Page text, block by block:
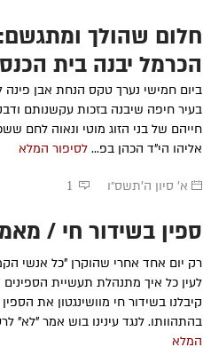
חלום שהולך
הכרמל יבנה בית
ביום חמישי נערך טקס הנחת אבן פינה
בעיר חיפה שיבנה בזכות עקשנותם
חייהם של בני הזוג מוטי ונאוה לחם
אליהו הי"ד הכהן בפ... לסיפור המלא
א' סיון ה׳תשס״ו 1
ספין בשידור חי /
רק יום אחד אחרי שהוקרן "כל אנשי
לעין כל איך מתנהלת תעשיית הספינים
קיבלנו בשידור חי מוושינגטון את
בהתהוותו. לנגד עינינו בוש אמר "לא"
המלא